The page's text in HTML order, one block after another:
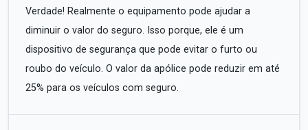
Verdade! Realmente o equipamento pode ajudar a
diminuir o valor do seguro. Isso porque, ele é um
dispositivo de segurança que pode evitar o furto ou
roubo do veículo. O valor da apólice pode reduzir em até
25% para os veículos com seguro.